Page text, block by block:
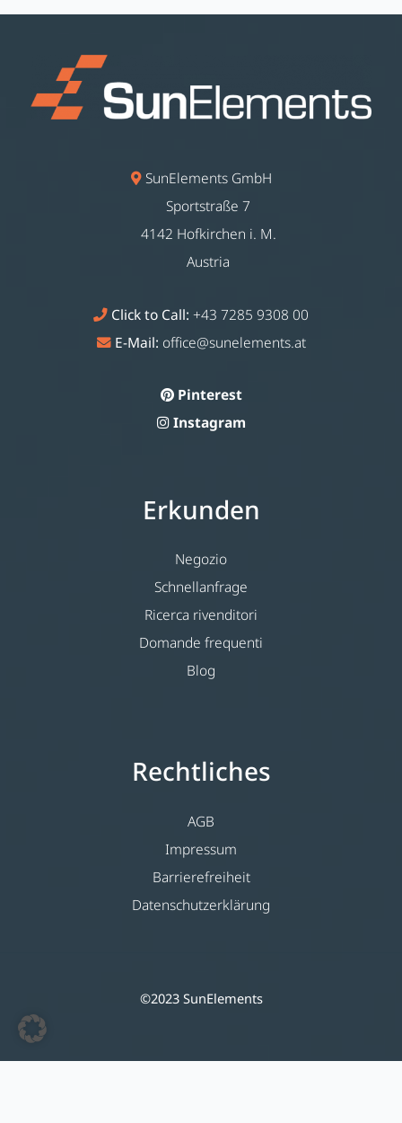
SunElements GmbH
Sportstraße 7
4142 Hofkirchen i. M.
Austria
Click to Call: +43 7285 9308 00
E-Mail: office@sunelements.at
Pinterest
Instagram
Erkunden
Negozio
Schnellanfrage
Ricerca rivenditori
Domande frequenti
Blog
Rechtliches
AGB
Impressum
Barrierefreiheit
Datenschutzerklärung
©2023 SunElements